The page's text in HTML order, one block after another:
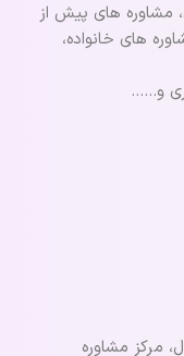
مشاوره های پیش از
های خانواده،
و……
۴۱ - تقاطع اول، مرکز مشاوره